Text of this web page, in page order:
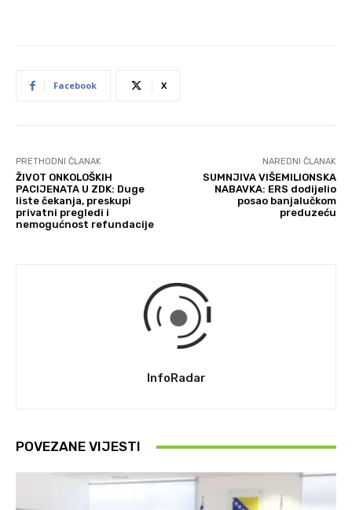
Facebook X
PRETHODNI ČLANAK
ŽIVOT ONKOLOŠKIH
PACIJENATA U ZDK: Duge
liste čekanja, preskupi
privatni pregledi i
nemogućnost refundacije
NAREDNI ČLANAK
SUMNJIVA VIŠEMILIONSKA
NABAVKA: ERS dodijelio
posao banjalučkom
preduzeću
InfoRadar
POVEZANE VIJESTI